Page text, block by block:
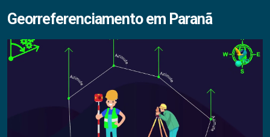
Georreferenciamento em Paranã